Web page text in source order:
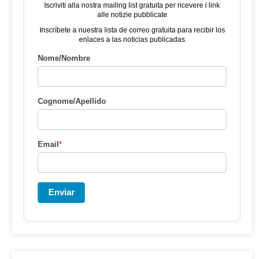
Iscriviti alla nostra mailing list gratuita per ricevere i link
alle notizie pubblicate
Inscríbete a nuestra lista de correo gratuita para recibir los
enlaces a las noticias publicadas
Nome/Nombre
Cognome/Apellido
Email*
Enviar